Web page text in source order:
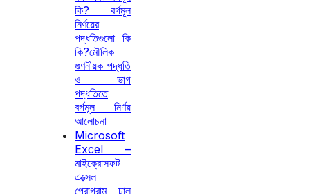
কি? বর্গমূল
নির্ণয়ের
পদ্ধতিগুলো কি
কি?মৌলিক
গুণনীয়ক পদ্ধতি
ও ভাগ
পদ্ধতিতে
বর্গমূল নির্ণয়
আলোচনা
Microsoft
Excel –
মাইক্রোসফট
এক্সেল
প্রোগ্রাম চালু